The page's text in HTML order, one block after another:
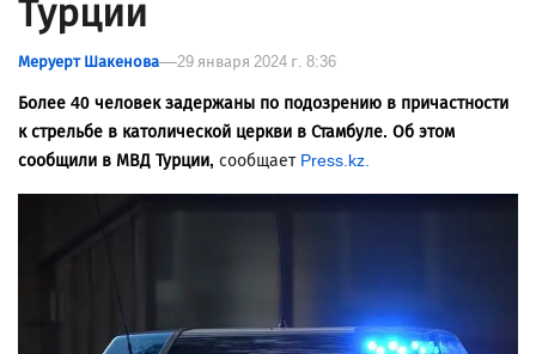
Турции
Меруерт Шакенова 29 января 2024 г. 8:36
Более 40 человек задержаны по подозрению в причастности
к стрельбе в католической церкви в Стамбуле. Об этом
сообщили в МВД Турции, сообщает Press.kz.